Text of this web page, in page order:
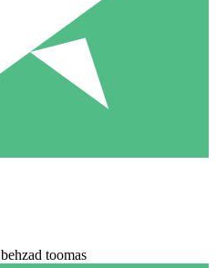
behzad toomas